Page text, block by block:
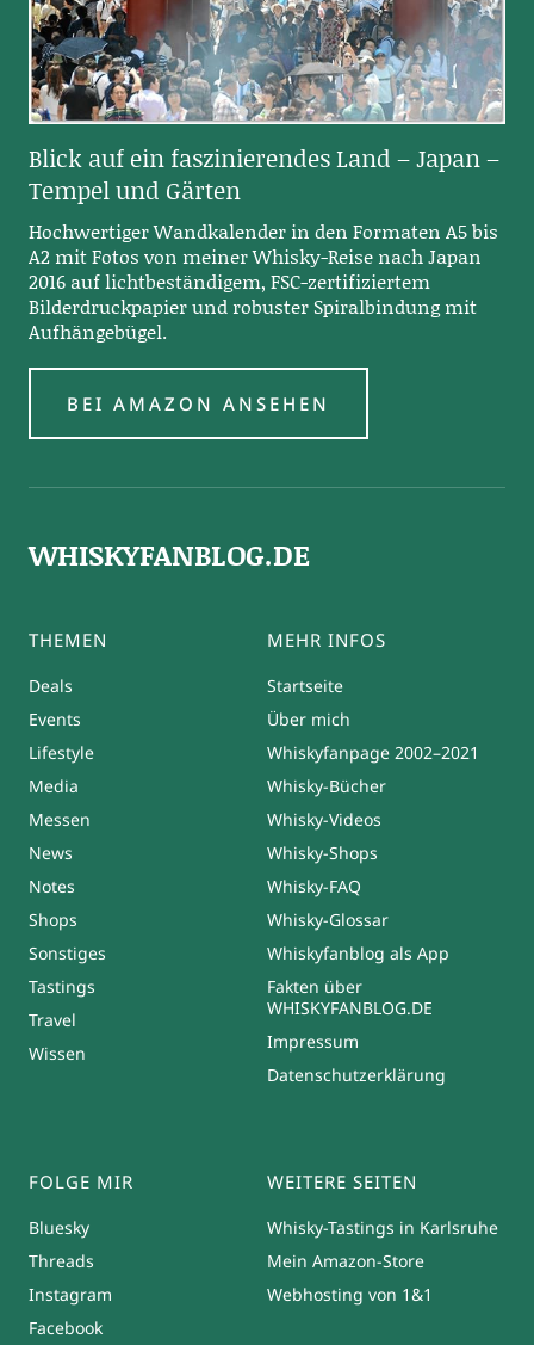
Blick auf ein faszinierendes Land – Japan –
Tempel und Gärten
Hochwertiger Wandkalender in den Formaten A5 bis
A2 mit Fotos von meiner Whisky-Reise nach Japan
2016 auf lichtbeständigem, FSC-zertifiziertem
Bilderdruckpapier und robuster Spiralbindung mit
Aufhängebügel.
BEI AMAZON ANSEHEN
WHISKYFANBLOG.DE
THEMEN
Deals
Events
Lifestyle
Media
Messen
News
Notes
Shops
Sonstiges
Tastings
Travel
Wissen
MEHR INFOS
Startseite
Über mich
Whiskyfanpage 2002–2021
Whisky-Bücher
Whisky-Videos
Whisky-Shops
Whisky-FAQ
Whisky-Glossar
Whiskyfanblog als App
Fakten über
WHISKYFANBLOG.DE
Impressum
Datenschutzerklärung
FOLGE MIR
Bluesky
Threads
Instagram
Facebook
WEITERE SEITEN
Whisky-Tastings in Karlsruhe
Mein Amazon-Store
Webhosting von 1&1